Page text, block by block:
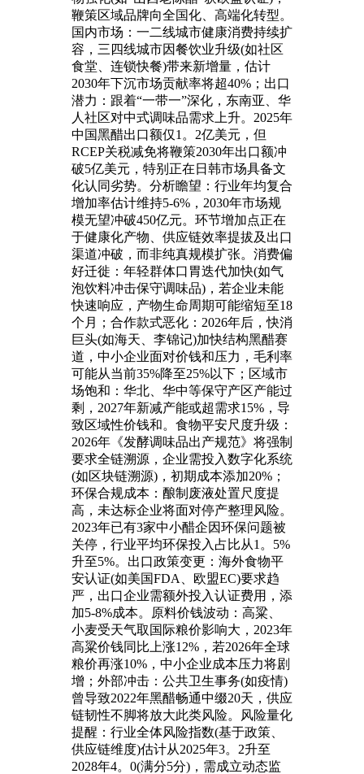
鞭策区域品牌向全国化、高端化转型。
国内市场：一二线城市健康消费持续扩
容，三四线城市因餐饮业升级(如社区
食堂、连锁快餐)带来新增量，估计
2030年下沉市场贡献率将超40%；出口
潜力：跟着“一带一”深化，东南亚、华
人社区对中式调味品需求上升。2025年
中国黑醋出口额仅1。2亿美元，但
RCEP关税减免将鞭策2030年出口额冲
破5亿美元，特别正在日韩市场具备文
化认同劣势。分析瞻望：行业年均复合
增加率估计维持5-6%，2030年市场规
模无望冲破450亿元。环节增加点正在
于健康化产物、供应链效率提拔及出口
渠道冲破，而非纯真规模扩张。消费偏
好迁徙：年轻群体口胃迭代加快(如气
泡饮料冲击保守调味品)，若企业未能
快速响应，产物生命周期可能缩短至18
个月；合作款式恶化：2026年后，快消
巨头(如海天、李锦记)加快结构黑醋赛
道，中小企业面对价钱和压力，毛利率
可能从当前35%降至25%以下；区域市
场饱和：华北、华中等保守产区产能过
剩，2027年新减产能或超需求15%，导
致区域性价钱和。食物平安尺度升级：
2026年《发酵调味品出产规范》将强制
要求全链溯源，企业需投入数字化系统
(如区块链溯源)，初期成本添加20%；
环保合规成本：酿制废液处置尺度提
高，未达标企业将面对停产整理风险。
2023年已有3家中小醋企因环保问题被
关停，行业平均环保投入占比从1。5%
升至5%。出口政策变更：海外食物平
安认证(如美国FDA、欧盟EC)要求趋
严，出口企业需额外投入认证费用，添
加5-8%成本。原料价钱波动：高粱、
小麦受天气取国际粮价影响大，2023年
高粱价钱同比上涨12%，若2026年全球
粮价再涨10%，中小企业成本压力将剧
增；外部冲击：公共卫生事务(如疫情)
曾导致2022年黑醋畅通中缀20天，供应
链韧性不脚将放大此类风险。风险量化
提醒：行业全体风险指数(基于政策、
供应链维度)估计从2025年3。2升至
2028年4。0(满分5分)，需成立动态监